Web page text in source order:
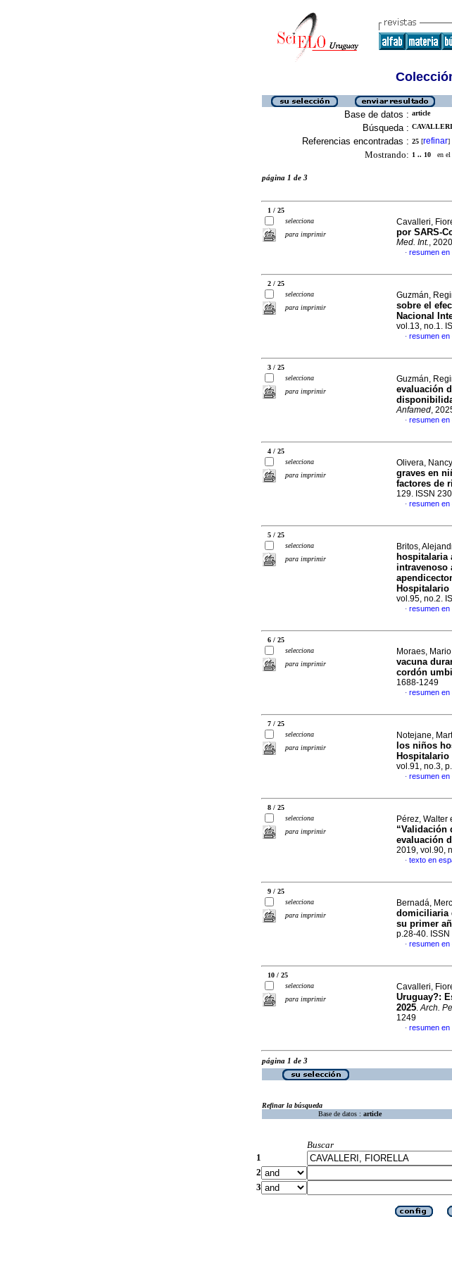
Base de datos : article
Búsqueda :
Referencias encontradas : 25 [refinar]
Mostrando: 1 .. 10 en el
página 1 de 3
1 / 25
selecciona
para imprimir
Cavalleri,
por SARS-
Med. Int.,
· resumen en
2 / 25
selecciona
para imprimir
Guzmán,
sobre el
Nacional
vol.13, no.1.
· resumen en
3 / 25
selecciona
para imprimir
Guzmán,
evaluación
Anfamed,
· resumen en
4 / 25
selecciona
para imprimir
Olivera,
graves en
factores de
129. ISSN
· resumen en
5 / 25
selecciona
para imprimir
Britos,
hospitalaria
intravenoso
Hospitalario
vol.95, no.2.
· resumen en
6 / 25
selecciona
para imprimir
Moraes,
vacuna
cordón
1688-1249
· resumen en
7 / 25
selecciona
para imprimir
Notejane,
los niños
Hospitalario
vol.91, no.3,
· resumen en
8 / 25
selecciona
para imprimir
Pérez, Walter
“Validación
evaluación
2019, vol.90,
· texto en
9 / 25
selecciona
para imprimir
Bernadá,
domiciliaria
su primer
p.28-40.
· resumen en
10 / 25
selecciona
para imprimir
Cavalleri,
Uruguay?:
2025.Arch.
1249
· resumen en
página 1 de 3
Refinar la búsqueda
Base de datos : article
Buscar
1
2
3